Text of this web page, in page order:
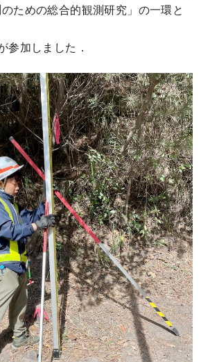
ための総合的観測研究」の一環と
参加しました．